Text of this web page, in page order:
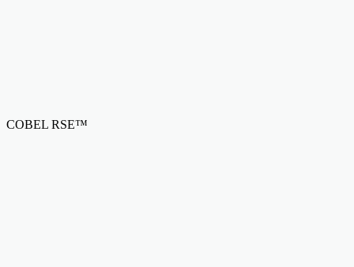
COBEL RSE™